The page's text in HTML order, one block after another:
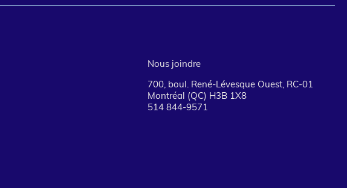
Nous joindre
700, boul. René-Lévesque Ouest, RC-01
Montréal (QC) H3B 1X8
514 844-9571